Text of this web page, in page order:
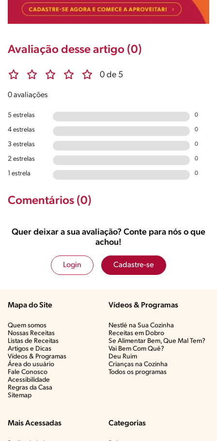
Avaliação desse artigo (0)
0 de 5
0 avaliações
5 estrelas 0
4 estrelas 0
3 estrelas 0
2 estrelas 0
1 estrela 0
Comentários (0)
Quer deixar a sua avaliação? Conte para nós o que
achou!
Login Cadastre-se
Mapa do Site
Quem somos
Nossas Receitas
Listas de Receitas​
Artigos e Dicas​
Vídeos & Programas​
Área do usuário
Fale Conosco
Acessibilidade
Regras da Casa
Sitemap
Vídeos & Programas​
Nestlé na Sua Cozinha
Receitas em Dobro
Se Alimentar Bem, Que Mal Tem?​
Vai Bem Com Quê?​
Deu Ruim​
Crianças na Cozinha​
Todos os programas
Mais Acessadas Categorias